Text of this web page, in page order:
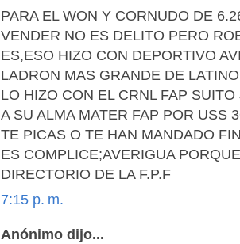
PARA EL WON Y CORNUDO DE
VENDER NO ES DELITO PERO
ES,ESO HIZO CON DEPORTIVO
LADRON MAS GRANDE DE
LO HIZO CON EL CRNL FAP
A SU ALMA MATER FAP POR USS
TE PICAS O TE HAN MANDADO
ES COMPLICE;AVERIGUA
DIRECTORIO DE LA F.P.F
7:15 p. m.
Anónimo dijo...